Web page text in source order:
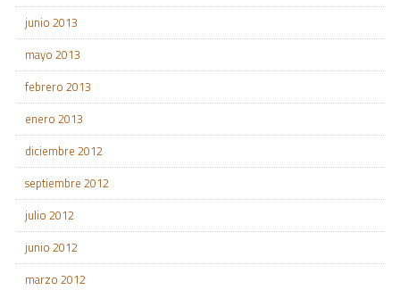
junio 2013
mayo 2013
febrero 2013
enero 2013
diciembre 2012
septiembre 2012
julio 2012
junio 2012
marzo 2012